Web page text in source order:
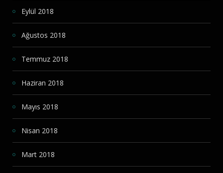
Eylül 2018
Ağustos 2018
Temmuz 2018
Haziran 2018
Mayıs 2018
Nisan 2018
Mart 2018